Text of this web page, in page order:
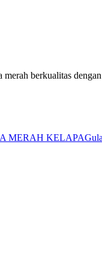
berkualitas
MERAH KELAPA